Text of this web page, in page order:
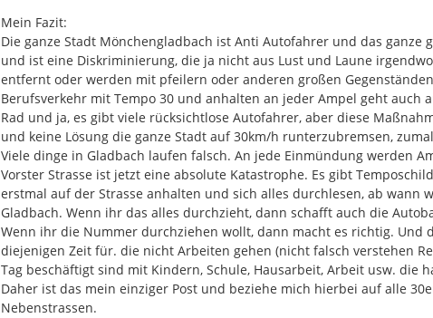
Auf Button "Meldung
Nach Beendigung der
Hinweise, Ideen und
veröffentlicht. Eine jeweilige
Lärmaktionsplanes der 4.
Internetseite der Stadt
Vielen Dank für ihre
Mein Fazit:
Die ganze Stadt Mönchengladbach ist Anti Autofahrer und das ganze
und ist eine Diskriminierung, die ja nicht aus Lust und Laune
entfernt oder werden mit pfeilern oder anderen großen
Berufsverkehr mit Tempo 30 und anhalten an jeder Ampel geht auch
Rad und ja, es gibt viele rücksichtlose Autofahrer, aber diese
und keine Lösung die ganze Stadt auf 30km/h runterzubremsen,
Viele dinge in Gladbach laufen falsch. An jede Einmündung werden
Vorster Strasse ist jetzt eine absolute Katastrophe. Es gibt
erstmal auf der Strasse anhalten und sich alles durchlesen, ab wann
Gladbach. Wenn ihr das alles durchzieht, dann schafft auch die
Wenn ihr die Nummer durchziehen wollt, dann macht es richtig. Und
diejenigen Zeit für. die nicht Arbeiten gehen (nicht falsch verstehen
Tag beschäftigt sind mit Kindern, Schule, Hausarbeit, Arbeit usw. die
Daher ist das mein einziger Post und beziehe mich hierbei auf alle
Nebenstrassen.